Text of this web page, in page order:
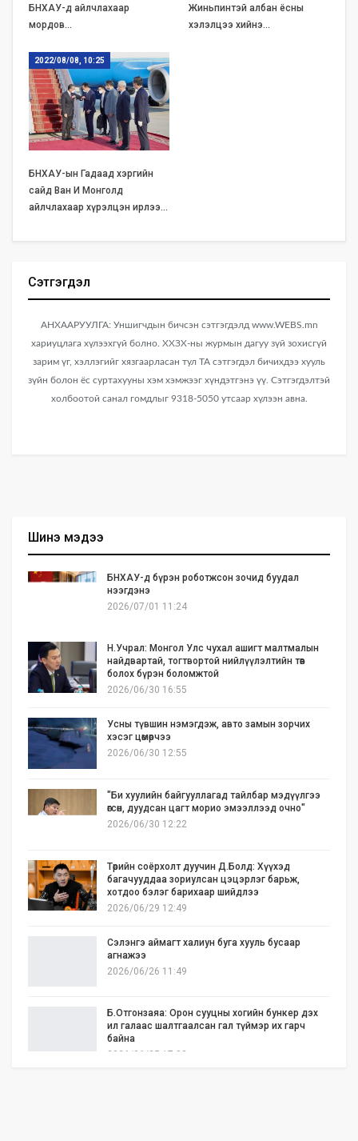
БНХАУ-д айлчлахаар
мордов…
Жиньпинтэй албан ёсны
хэлэлцээ хийнэ…
2022/08/08, 10:25
БНХАУ-ын Гадаад хэргийн
сайд Ван И Монголд
айлчлахаар хүрэлцэн ирлээ…
Сэтгэгдэл
АНХААРУУЛГА: Уншигчдын бичсэн сэтгэгдэлд www.WEBS.mn
хариуцлага хүлээхгүй болно. ХХЗХ-ны журмын дагуу зүй зохисгүй
зарим үг, хэллэгийг хязгаарласан тул ТА сэтгэгдэл бичихдээ хууль
зүйн болон ёс суртахууны хэм хэмжээг хүндэтгэнэ үү. Сэтгэгдэлтэй
холбоотой санал гомдлыг 9318-5050 утсаар хүлээн авна.
Шинэ мэдээ
БНХАУ-д бүрэн роботжсон зочид буудал
нээгдэнэ
2026/07/01 11:24
Н.Учрал: Монгол Улс чухал ашигт малтмалын
найдвартай, тогтвортой нийлүүлэлтийн төв
болох бүрэн боломжтой
2026/06/30 16:55
Усны түвшин нэмэгдэж, авто замын зорчих
хэсэг цөмөрчээ
2026/06/30 12:55
"Би хуулийн байгууллагад тайлбар мэдүүлгээ
өгсөн, дуудсан цагт морио эмээллээд очно"
2026/06/30 12:22
Төрийн соёрхолт дуучин Д.Болд: Хүүхэд
багачууддаа зориулсан цэцэрлэг барьж,
хотдоо бэлэг барихаар шийдлээ
2026/06/29 12:49
Сэлэнгэ аймагт халиун буга хууль бусаар
агнажээ
2026/06/26 11:49
Б.Отгонзаяа: Орон сууцны хогийн бункер дэх
ил галаас шалтгаалсан гал түймэр их гарч
байна
2026/06/25 17:02